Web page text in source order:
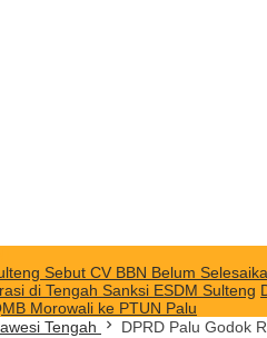
Sebut CV BBN Belum
di Tengah Sanksi ESDM Sulteng
Morowali ke PTUN Palu
Tengah DPRD Palu Godok